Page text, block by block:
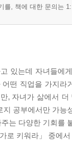
를, 책에 대한 문의는
있는데 자녀들에
떤 직업을 가지
, 자녀가 삶에서
지 공부에서만 가
는 다양한 기회를
로 키워라」 중에서